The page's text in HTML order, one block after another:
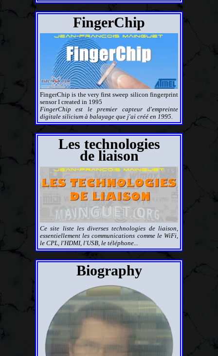
FingerChip
FingerChip is the very first sweep silicon fingerprint
sensor I created in 1995
FingerChip est le premier capteur d'empreinte
digitale silicium à balayage que j'ai créé en 1995.
Les technologies
de liaison
Ce site liste les diverses technologies de liaison,
essentiellement les communications comme le WiFi,
le CPL, l'HDMI, l'USB, le téléphone...
Biography